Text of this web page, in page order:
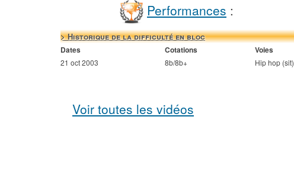
Performances :
> Historique de la difficulté en bloc
Dates Cotations Voies
21 oct 2003 8b/8b+ Hip hop (sit)
Voir toutes les vidéos